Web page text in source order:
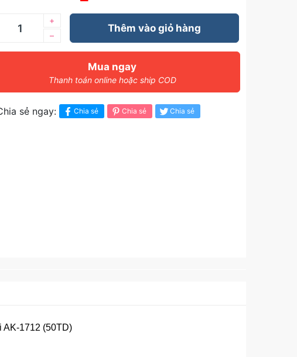
–
+
Thêm vào giỏ hàng
Mua ngay
Thanh toán online hoặc ship COD
sẻ ngay: Chia sẻ Chia sẻ Chia sẻ
AK-1712 (50TD)